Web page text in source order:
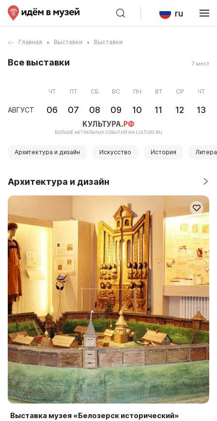
ru
Главная Выставки Выставки
Все выставки 7 мест
АВГУСТ
ЧТ
06
ПТ
07
СБ
08
ВС
09
ПН
10
ВТ
11
СР
12
ЧТ
13
Архитектура и дизайн Искусство История
Архитектура и дизайн
Выставка музея «Белозерск исторический»